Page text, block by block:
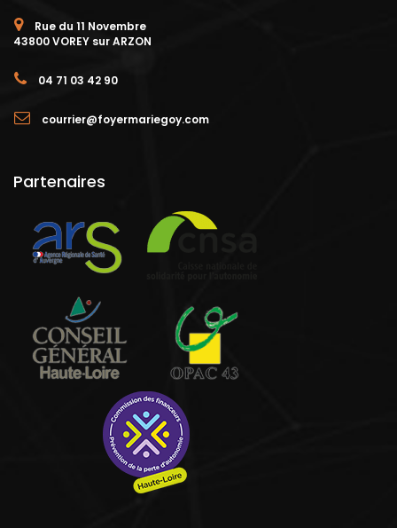
Rue du 11 Novembre
43800 VOREY sur ARZON
04 71 03 42 90
courrier@foyermariegoy.com
Partenaires